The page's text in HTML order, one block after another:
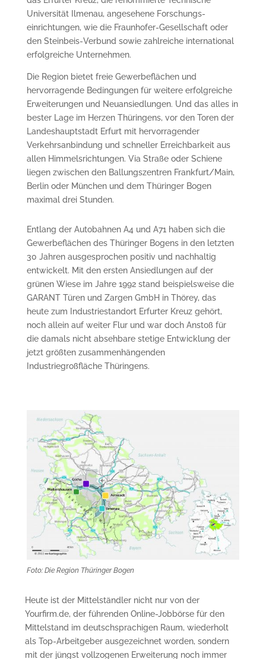
Universität Ilmenau, angesehene Forschungs­
einrichtungen, wie die Fraunhofer-Gesellschaft oder
den Steinbeis-Verbund sowie zahlreiche international
erfolgreiche Unternehmen.
Die Region bietet freie Ge­werbeflächen und
hervorragende Bedingungen für weitere erfolgreiche
Erweiterungen und Neu­ansiedlungen. Und das alles in
bester Lage im Herzen Thüringens, vor den Toren der
Landeshauptstadt Erfurt mit hervorragender
Verkehrsanbindung und schneller Erreichbarkeit aus
allen Himmelsrichtungen. Via Straße oder Schiene
liegen zwischen den Ballungszentren Frankfurt/Main,
Berlin oder München und dem Thüringer Bogen
maximal drei Stunden.
Entlang der Autobahnen A4 und A71 haben sich die
Gewerbeflächen des Thüringer Bogens in den letzten
30 Jahren ausgesprochen positiv und nachhaltig
entwickelt. Mit den ersten Ansiedlungen auf der
grünen Wiese im Jahre 1992 stand beispielsweise die
GARANT Türen und Zargen GmbH in Thörey, das
heute zum Industriestandort Erfurter Kreuz gehört,
noch allein auf weiter Flur und war doch Anstoß für
die damals nicht absehbare stetige Entwicklung der
jetzt größten zusammen­hängenden
Industriegroßfläche Thüringens.
Foto: Die Region Thüringer Bogen
Heute ist der Mittelständler nicht nur von der
Yourfirm.de, der führenden Online-Jobbörse für den
Mittelstand im deutschsprachigen Raum, wiederholt
als Top-Arbeitgeber ausgezeichnet worden, sondern
mit der jüngst vollzogenen Erweiterung noch immer